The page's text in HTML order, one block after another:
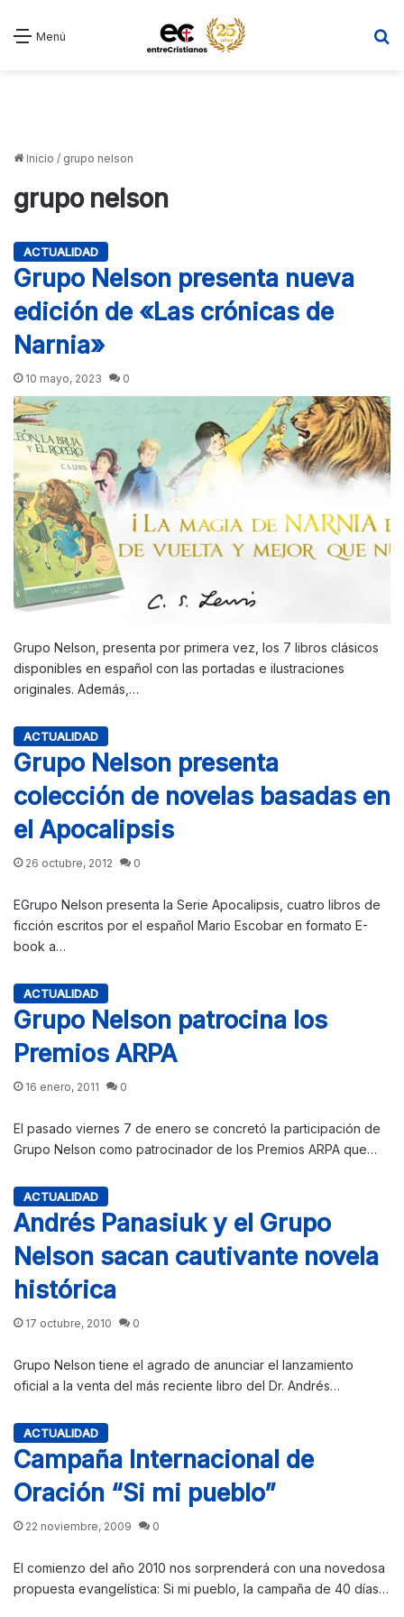
Menú
Inicio / grupo nelson
grupo nelson
ACTUALIDAD
Grupo Nelson presenta nueva
edición de «Las crónicas de
Narnia»
10 mayo, 2023 0
Grupo Nelson, presenta por primera vez, los 7 libros clásicos
disponibles en español con las portadas e ilustraciones
originales. Además,…
ACTUALIDAD
Grupo Nelson presenta
colección de novelas basadas en
el Apocalipsis
26 octubre, 2012 0
EGrupo Nelson presenta la Serie Apocalipsis, cuatro libros de
ficción escritos por el español Mario Escobar en formato E-
book a…
ACTUALIDAD
Grupo Nelson patrocina los
Premios ARPA
16 enero, 2011 0
El pasado viernes 7 de enero se concretó la participación de
Grupo Nelson como patrocinador de los Premios ARPA que…
ACTUALIDAD
Andrés Panasiuk y el Grupo
Nelson sacan cautivante novela
histórica
17 octubre, 2010 0
Grupo Nelson tiene el agrado de anunciar el lanzamiento
oficial a la venta del más reciente libro del Dr. Andrés…
ACTUALIDAD
Campaña Internacional de
Oración “Si mi pueblo”
22 noviembre, 2009 0
El comienzo del año 2010 nos sorprenderá con una novedosa
propuesta evangelística: Si mi pueblo, la campaña de 40 días…